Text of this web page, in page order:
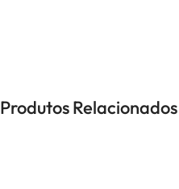
Produtos Relacionados